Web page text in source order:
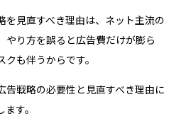
を見直すべき理由は、ネット主流の
やり方を誤ると広告費だけが膨ら
も伴うからです。
告戦略の必要性と見直すべき理由に
す。